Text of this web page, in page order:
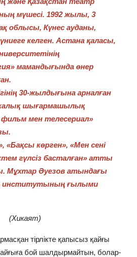
мүшесі. 1992 жылы, 3
облысы, Күнес ауданы,
келген. Астана қаласы,
мамандығында өнер
30-жылдығына арналған
шығармашылық
мен телесериал»
«Бақсы көрген», «Мен сені
гүлсіз басталған» атты
Мұхтар Әуезов атындағы
институтының ғылыми
(Хикаят)
тірлікте қапысыз қайғы
бой шалдырмайтын, болар-